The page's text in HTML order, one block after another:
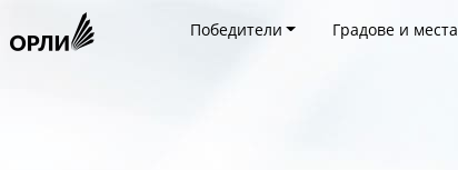
Победители Градове и места